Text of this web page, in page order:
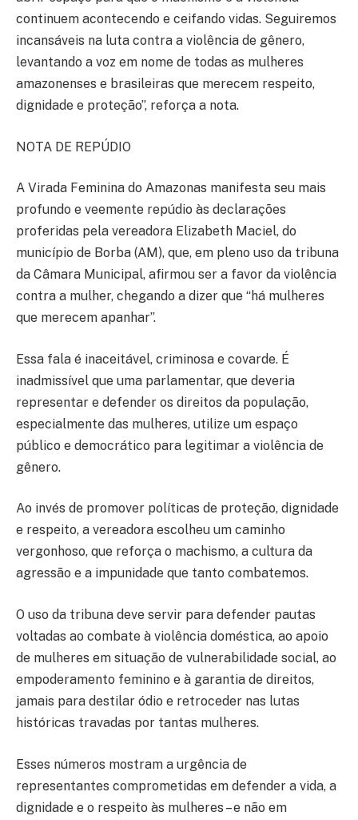
continuem acontecendo e ceifando vidas. Seguiremos
incansáveis na luta contra a violência de gênero,
levantando a voz em nome de todas as mulheres
amazonenses e brasileiras que merecem respeito,
dignidade e proteção”, reforça a nota.
NOTA DE REPÚDIO
A Virada Feminina do Amazonas manifesta seu mais
profundo e veemente repúdio às declarações
proferidas pela vereadora Elizabeth Maciel, do
município de Borba (AM), que, em pleno uso da tribuna
da Câmara Municipal, afirmou ser a favor da violência
contra a mulher, chegando a dizer que “há mulheres
que merecem apanhar”.
Essa fala é inaceitável, criminosa e covarde. É
inadmissível que uma parlamentar, que deveria
representar e defender os direitos da população,
especialmente das mulheres, utilize um espaço
público e democrático para legitimar a violência de
gênero.
Ao invés de promover políticas de proteção, dignidade
e respeito, a vereadora escolheu um caminho
vergonhoso, que reforça o machismo, a cultura da
agressão e a impunidade que tanto combatemos.
O uso da tribuna deve servir para defender pautas
voltadas ao combate à violência doméstica, ao apoio
de mulheres em situação de vulnerabilidade social, ao
empoderamento feminino e à garantia de direitos,
jamais para destilar ódio e retroceder nas lutas
históricas travadas por tantas mulheres.
Esses números mostram a urgência de
representantes comprometidas em defender a vida, a
dignidade e o respeito às mulheres – e não em